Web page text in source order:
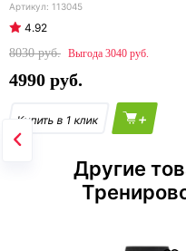
113045
4.92
8030
3040
4990
+
Другие